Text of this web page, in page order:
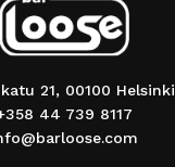
21, 00100 Helsinki
44 739 8117